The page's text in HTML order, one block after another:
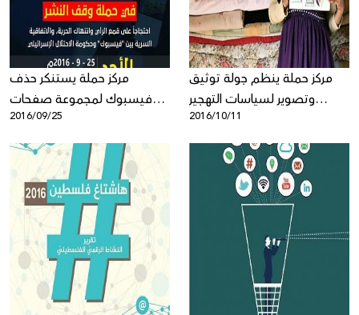
مركز حملة يستنكر حذف
فيسبوك لمجموعة صفحات
وحسابات فلسطينية
2016/09/25
مركز حملة ينظم جولة توثيق
وتصوير لسياسات التهجير
الاسرائيلية في منطقة الأغوار
الفلسطينية
2016/10/11